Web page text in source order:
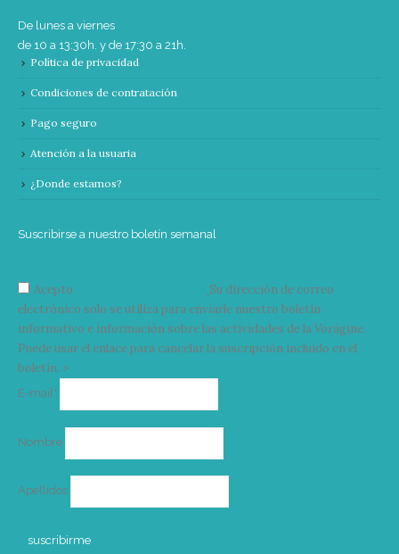
De lunes a viernes
de 10 a 13:30h. y de 17:30 a 21h.
Política de privacidad
Condiciones de contratación
Pago seguro
Atención a la usuaria
¿Donde estamos?
Suscribirse a nuestro boletín semanal
Acepto
Su dirección de correo
electrónico solo se utiliza para enviarle nuestro boletín
informativo e información sobre las actividades de la Vorágine.
Puede usar el enlace para cancelar la suscripción incluido en el
boletín. >
E-mail*
Nombre
Apellidos